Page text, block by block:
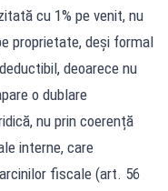
cu 1% pe venit, nu
proprietate, deși formal
deoarece nu
o dublare
nu prin coerență
interne, care
fiscale (art. 56